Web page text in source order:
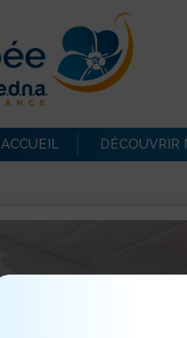
ACCUEIL DÉCOUVRIR